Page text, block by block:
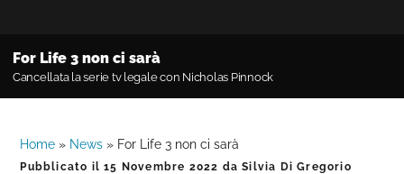
For Life 3 non ci sarà
Cancellata la serie tv legale con Nicholas Pinnock
Home » News » For Life 3 non ci sarà
Pubblicato il15 Novembre 2022 daSilvia Di Gregorio